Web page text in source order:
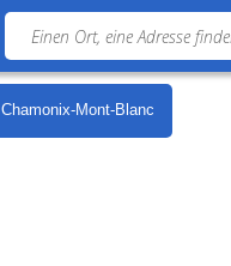
Chamonix-Mont-Blanc